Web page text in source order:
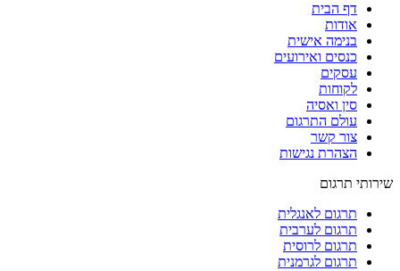
דף הבית
אודות
בנימה אישית
כנסים ואירועים
עסקים
לקוחות
סין ואסיה
עולם התרגום
צור קשר
הצהרת נגישות
שירותי תרגום
תרגום לאנגלית
תרגום לערבית
תרגום לרוסית
תרגום לגרמנית